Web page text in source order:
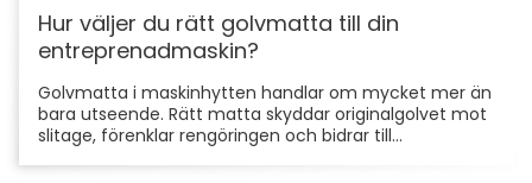
Hur väljer du rätt golvmatta till din
entreprenadmaskin?
Golvmatta i maskinhytten handlar om mycket mer än
bara utseende. Rätt matta skyddar originalgolvet mot
slitage, förenklar rengöringen och bidrar till...